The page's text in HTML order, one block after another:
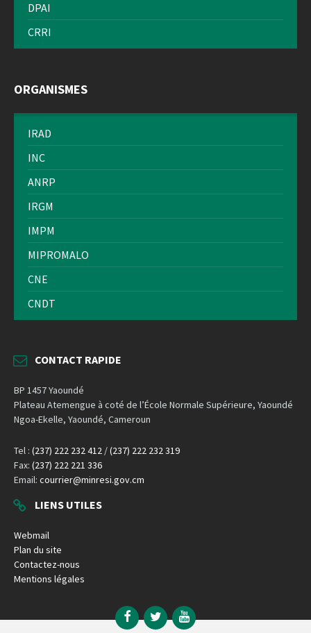
DPAI
CRRI
ORGANISMES
IRAD
INC
ANRP
IRGM
IMPM
MIPROMALO
CNE
CNDT
CONTACT RAPIDE
BP 1457 Yaoundé
Plateau Atemengue à coté de l’École Normale Supérieure, Yaoundé
Ngoa-Ekelle, Yaoundé, Cameroun
Tel : (237) 222 232 412 /(237) 222 232 319
Fax: (237) 222 221 336
Email: courrier@minresi.gov.cm
LIENS UTILES
Webmail
Plan du site
Contactez-nous
Mentions légales
FacebookTwitterYouTube